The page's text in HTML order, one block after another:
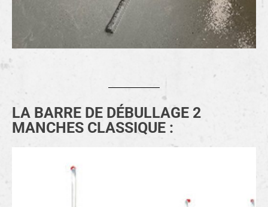
LA BARRE DE DÉBULLAGE 2
MANCHES CLASSIQUE :